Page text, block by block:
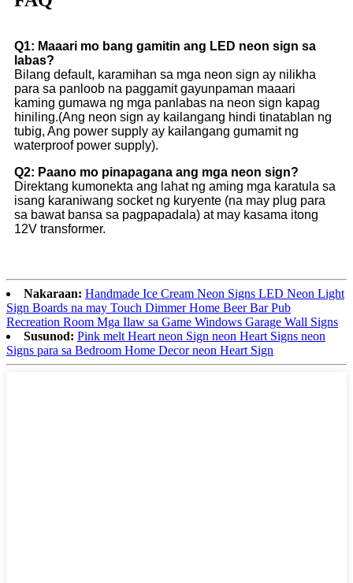
Q1: Maaari mo bang gamitin ang LED neon sign sa
labas?
Bilang default, karamihan sa mga neon sign ay nilikha
para sa panloob na paggamit gayunpaman maaari
kaming gumawa ng mga panlabas na neon sign kapag
hiniling.(Ang neon sign ay kailangang hindi tinatablan ng
tubig, Ang power supply ay kailangang gumamit ng
waterproof power supply).
Q2: Paano mo pinapagana ang mga neon sign?
Direktang kumonekta ang lahat ng aming mga karatula sa
isang karaniwang socket ng kuryente (na may plug para
sa bawat bansa sa pagpapadala) at may kasama itong
12V transformer.
Nakaraan: Handmade Ice Cream Neon Signs LED Neon Light
Sign Boards na may Touch Dimmer Home Beer Bar Pub
Recreation Room Mga Ilaw sa Game Windows Garage Wall Signs
Susunod: Pink melt Heart neon Sign neon Heart Signs neon
Signs para sa Bedroom Home Decor neon Heart Sign